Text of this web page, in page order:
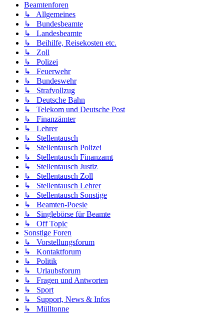
Beamtenforen
↳ Allgemeines
↳ Bundesbeamte
↳ Landesbeamte
↳ Beihilfe, Reisekosten etc.
↳ Zoll
↳ Polizei
↳ Feuerwehr
↳ Bundeswehr
↳ Strafvollzug
↳ Deutsche Bahn
↳ Telekom und Deutsche Post
↳ Finanzämter
↳ Lehrer
↳ Stellentausch
↳ Stellentausch Polizei
↳ Stellentausch Finanzamt
↳ Stellentausch Justiz
↳ Stellentausch Zoll
↳ Stellentausch Lehrer
↳ Stellentausch Sonstige
↳ Beamten-Poesie
↳ Singlebörse für Beamte
↳ Off Topic
Sonstige Foren
↳ Vorstellungsforum
↳ Kontaktforum
↳ Politik
↳ Urlaubsforum
↳ Fragen und Antworten
↳ Sport
↳ Support, News & Infos
↳ Mülltonne